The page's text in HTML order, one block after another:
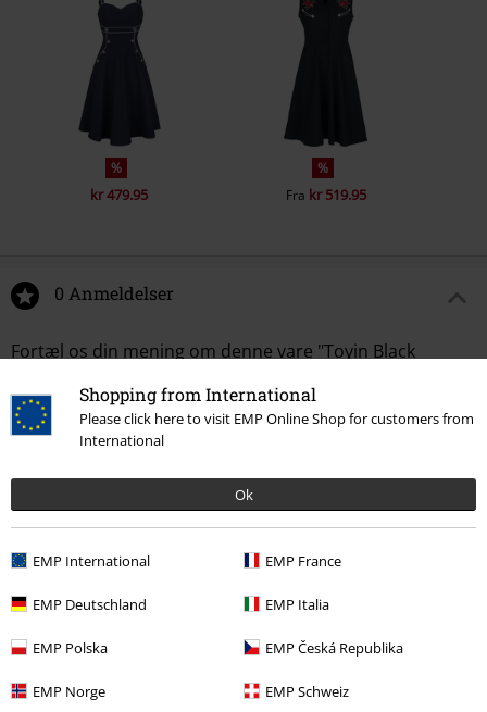
Shopping from International
Please click here to visit EMP Online Shop for customers from
International
Ok
EMP International EMP France
EMP Deutschland EMP Italia
EMP Polska EMP Česká Republika
EMP Norge EMP Schweiz
%
kr 479.95
%
Fra kr 519.95
0 Anmeldelser
Fortæl os din mening om denne vare "Toyin Black
Skriv anmeldelse